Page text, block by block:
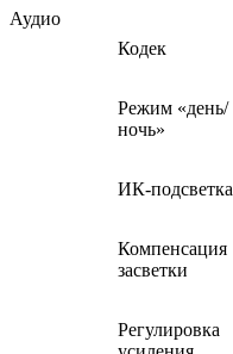
Аудио
Кодек
Режим «день/
ночь»
ИК-подсветка
Компенсация
засветки
Регулировка